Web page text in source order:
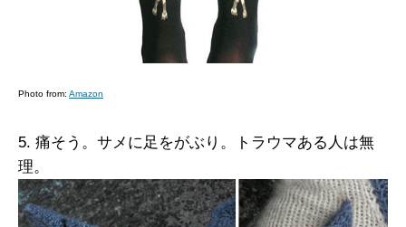
Photo from: Amazon
5. 痛そう。サメに足をがぶり。トラウマある人は無
理。